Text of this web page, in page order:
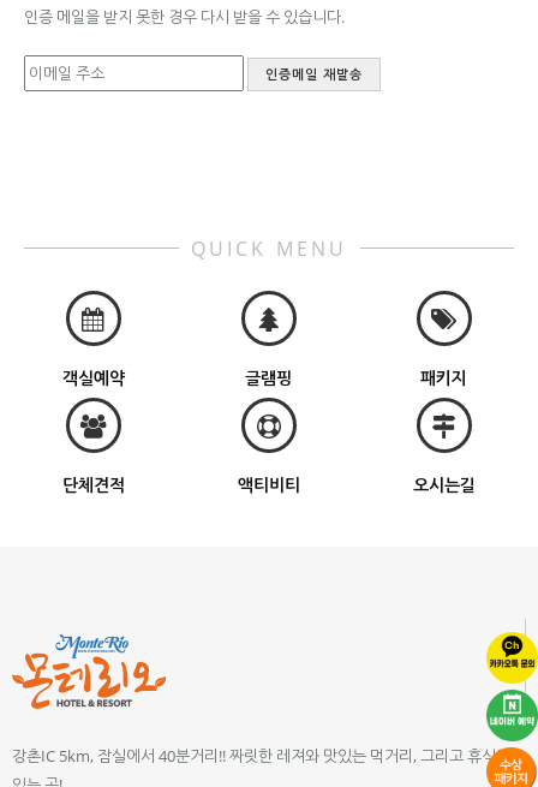
인증 메일을 받지 못한 경우 다시 받을 수 있습니다.
QUICK MENU
객실예약 글램핑 패키지
단체견적 액티비티 오시는길
강촌IC 5km, 잠실에서 40분거리!! 짜릿한 레져와 맛있는 먹거리, 그리고 휴식이